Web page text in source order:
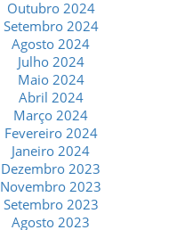
Outubro 2024
Setembro 2024
Agosto 2024
Julho 2024
Maio 2024
Abril 2024
Março 2024
Fevereiro 2024
Janeiro 2024
Dezembro 2023
Novembro 2023
Setembro 2023
Agosto 2023